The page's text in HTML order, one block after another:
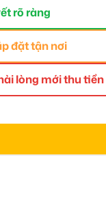
rõ ràng
đặt tận nơi
lòng mới thu tiền